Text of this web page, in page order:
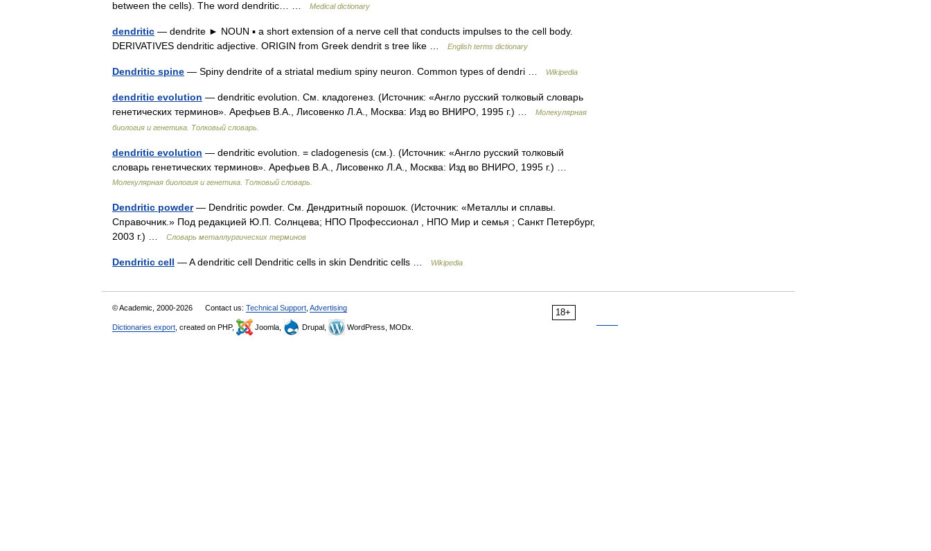
between the cells). The word dendritic… …
Medical dictionary
dendritic — dendrite ► NOUN ▪ a short extension of a nerve cell that conducts impulses to the cell body.
DERIVATIVES dendritic adjective. ORIGIN from Greek dendrit s tree like …
English terms dictionary
Dendritic spine — Spiny dendrite of a striatal medium spiny neuron. Common types of dendri … Wikipedia
dendritic evolution — dendritic evolution. См. кладогенез. (Источник: «Англо русский толковый словарь
генетических терминов». Арефьев В.А., Лисовенко Л.А., Москва: Изд во ВНИРО, 1995 г.) …
Молекулярная
биология и генетика. Толковый словарь.
dendritic evolution — dendritic evolution. = cladogenesis (см.). (Источник: «Англо русский толковый
словарь генетических терминов». Арефьев В.А., Лисовенко Л.А., Москва: Изд во ВНИРО, 1995 г.) …
Молекулярная биология и генетика. Толковый словарь.
Dendritic powder— Dendritic powder. См. Дендритный порошок. (Источник: «Металлы и сплавы.
Справочник.» Под редакцией Ю.П. Солнцева; НПО Профессионал , НПО Мир и семья ; Санкт Петербург,
2003 г.) …
Словарь металлургических терминов
Dendritic cell — A dendritic cell Dendritic cells in skin Dendritic cells … Wikipedia
18+
© Academic, 2000-2026 Contact us: Technical Support Advertising
Dictionaries export , created on PHP, Joomla, Drupal, WordPress, MODx.